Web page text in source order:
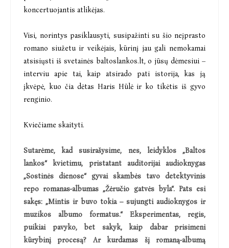
koncertuojantis atlikėjas.
Visi, norintys pasiklausyti, susipažinti su šio neįprasto
romano siužetu ir veikėjais, kūrinį jau gali nemokamai
atsisiųsti iš svetainės baltoslankos.lt, o jūsų dėmesiui –
interviu apie tai, kaip atsirado pati istorija, kas ją
įkvėpė, kuo čia dėtas Haris Hūlė ir ko tikėtis iš gyvo
renginio.
Kviečiame skaityti.
Sutarėme, kad susirašysime, nes, leidyklos „Baltos
lankos“ kvietimu, pristatant auditorijai audioknygas
„Sostinės dienose“ gyvai skambės tavo detektyvinis
repo romanas-albumas „Žėručio gatvės byla“. Pats esi
sakęs: „Mintis ir buvo tokia – sujungti audioknygos ir
muzikos albumo formatus.“ Eksperimentas, regis,
puikiai pavyko, bet sakyk, kaip dabar prisimeni
kūrybinį procesą? Ar kurdamas šį romaną-albumą